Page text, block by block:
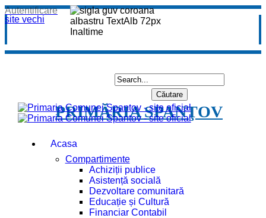
site vechi
Autentificare
PRIMĂRIA SPANŢOV
Acasa
Compartimente
Achiziții publice
Asistență socială
Dezvoltare comunitară
Educație și Cultură
Financiar Contabil